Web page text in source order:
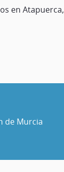
en Atapuerca,
de Murcia